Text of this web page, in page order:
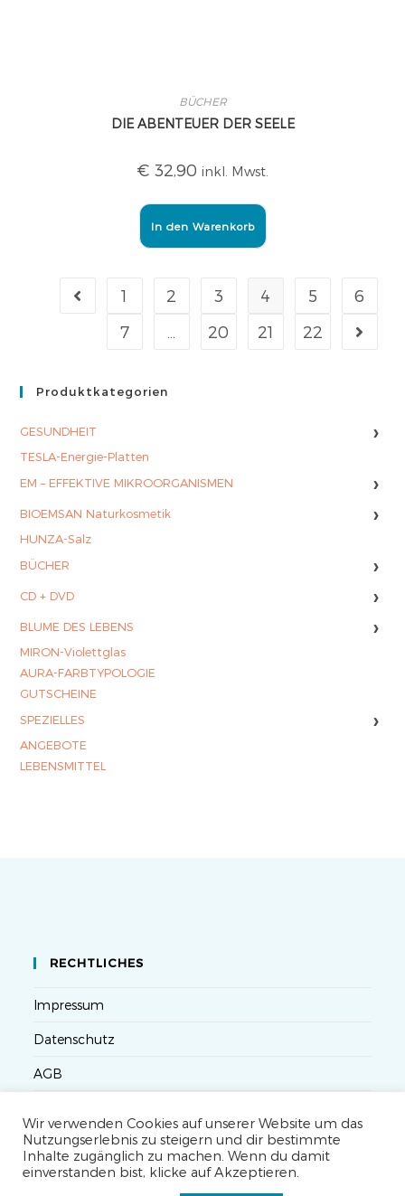
BÜCHER
DIE ABENTEUER DER SEELE
€ 32,90 inkl. Mwst.
In den Warenkorb
1 2 3 4 5
6
7
20 21 22
Produktkategorien
GESUNDHEIT ›
TESLA-Energie-Platten
EM – EFFEKTIVE MIKROORGANISMEN
›
BIOEMSAN Naturkosmetik ›
HUNZA-Salz
BÜCHER
›
CD + DVD ›
BLUME DES LEBENS ›
MIRON-Violettglas
AURA-FARBTYPOLOGIE
GUTSCHEINE
SPEZIELLES
›
ANGEBOTE
LEBENSMITTEL
RECHTLICHES
Impressum
Datenschutz
AGB
Widerruf
Seminarteilnahme- und Storno-Bedingungen
Wir verwenden Cookies auf unserer Website um das
Nutzungserlebnis zu steigern und dir bestimmte
Inhalte zugänglich zu machen. Wenn du damit
einverstanden bist, klicke auf Akzeptieren.